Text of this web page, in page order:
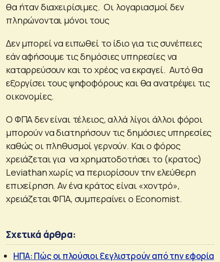
θα ήταν διαχειρίσιμες. Οι λογαριασμοί δεν
πληρώνονται μόνοι τους
Δεν μπορεί να ειπωθεί το ίδιο για τις συνέπειες
εάν αφήσουμε τις δημόσιες υπηρεσίες να
καταρρεύσουν και το χρέος να εκραγεί. Αυτό θα
εξοργίσει τους ψηφοφόρους και θα ανατρέψει τις
οικονομίες.
Ο ΦΠΑ δεν είναι τέλειος, αλλά λίγοι άλλοι φόροι
μπορούν να διατηρήσουν τις δημόσιες υπηρεσίες
καθώς οι πληθυσμοί γερνούν. Και ο φόρος
χρειάζεται για να χρηματοδοτήσει το (κρατος)
Leviathan χωρίς να περιορίσουν την ελεύθερη
επιχείρηση. Αν ένα κράτος είναι «χοντρό»,
χρειάζεται ΦΠΑ, συμπεραίνει ο Economist.
Σχετικά άρθρα:
ΗΠΑ: Πώς οι πλούσιοι ξεγλιστρούν από την εφορία